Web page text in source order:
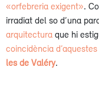
«orfebreria exigent».
irradiat del so d’una
arquitectura que hi
coincidència
les de Valéry.